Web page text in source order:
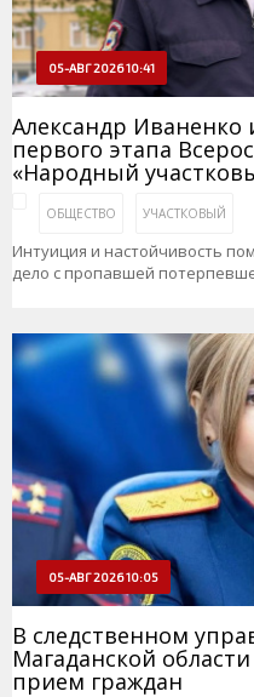
05-АВГ 2026 10:41
Александр Иваненко
первого этапа
«Народный
ОБЩЕСТВО УЧАСТКОВЫЙ
Интуиция и настойчивость
дело с пропавшей
05-АВГ 2026 10:05
В следственном
Магаданской
прием граждан